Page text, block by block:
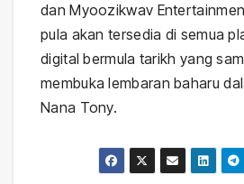
dan Myoozikwav
pula akan tersedia di semua
digital bermula tarikh yang
membuka lembaran baharu
Nana Tony.